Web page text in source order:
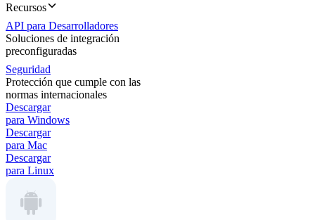
Recursos
API para Desarrolladores
Soluciones de integración
preconfiguradas
Seguridad
Protección que cumple con las
normas internacionales
Descargar
para Windows
Descargar
para Mac
Descargar
para Linux